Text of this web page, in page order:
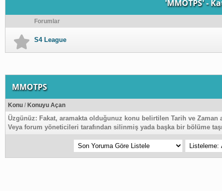
'MMOTPS' -
Forumlar
S4 League
MMOTPS
Konu / Konuyu Açan
Üzgünüz: Fakat, aramakta olduğunuz konu belirtilen Tarih ve Zaman
Veya forum yöneticileri tarafından silinmiş yada başka bir bölüme